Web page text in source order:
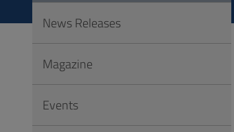
Footer
News Releases
Magazine
Events